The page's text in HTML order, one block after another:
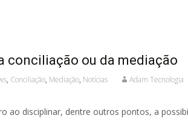
conciliação ou da mediação
, Conciliação, Mediação, Notícias Adam Tecnologia
ao disciplinar, dentre outros pontos, a